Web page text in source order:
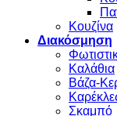
Κουζίνα
Διακόσμηση
Καλάθια
Βάζα-
Σκαμπό